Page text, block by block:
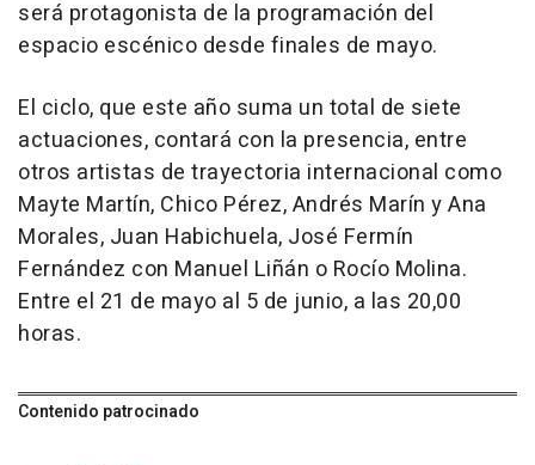
será protagonista de la programación del
espacio escénico desde finales de mayo.
El ciclo, que este año suma un total de siete
actuaciones, contará con la presencia, entre
otros artistas de trayectoria internacional como
Mayte Martín, Chico Pérez, Andrés Marín y Ana
Morales, Juan Habichuela, José Fermín
Fernández con Manuel Liñán o Rocío Molina.
Entre el 21 de mayo al 5 de junio, a las 20,00
horas.
Contenido patrocinado